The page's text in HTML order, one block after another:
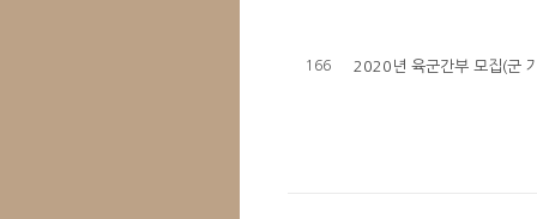
166 2020년 육군간부 모집(군